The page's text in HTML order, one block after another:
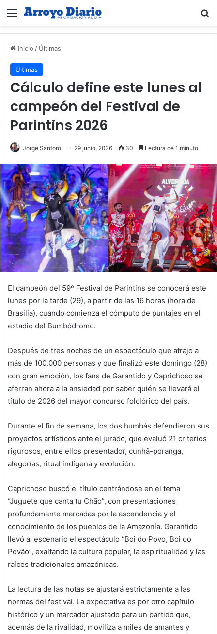
Menú
Inicio / Últimas
Últimas
Cálculo define este lunes al
campeón del Festival de
Parintins 2026
Jorge Santoro 29 junio, 2026 30 Lectura de 1 minuto
El campeón del 59º Festival de Parintins se conocerá este
lunes por la tarde (29), a partir de las 16 horas (hora de
Brasilia), cuando comienza el cómputo de puntajes en el
estadio del Bumbódromo.
Después de tres noches de un espectáculo que atrajo a
más de 100.000 personas y que finalizó este domingo (28)
con gran emoción, los fans de Garantido y Caprichoso se
aferran ahora a la ansiedad por saber quién se llevará el
título de 2026 del mayor concurso folclórico del país.
Durante el fin de semana, los dos bumbás defendieron sus
proyectos artísticos ante el jurado, que evaluó 21 criterios
rigurosos, entre ellos presentador, cunhã-poranga,
alegorías, ritual indígena y evolución.
Caprichoso buscó el título centrándose en el tema
“Juguete que canta tu Chão”, con presentaciones
profundamente marcadas por la ascendencia y el
conocimiento de los pueblos de la Amazonía. Garantido
llevó al escenario el espectáculo “Boi do Povo, Boi do
Povão”, exaltando la cultura popular, la espiritualidad y las
raíces tradicionales amazónicas.
La lectura de las notas se ajustará estrictamente a las
normas del festival. La expectativa es por otro capítulo
histórico y un marcador ajustado para un partido que,
además de la rivalidad, moviliza a miles de amantes y